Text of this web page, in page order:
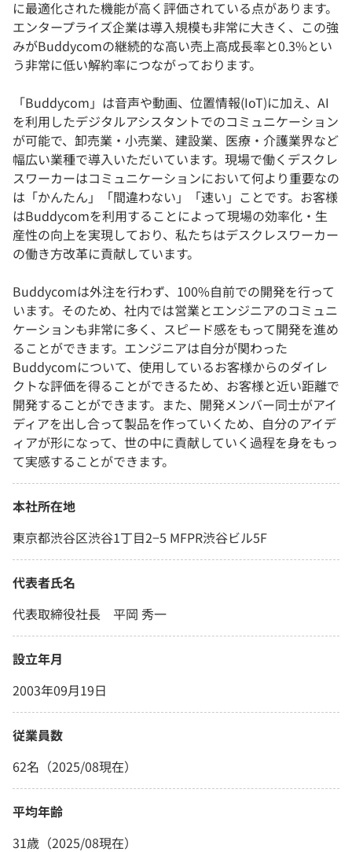
に最適化された機能が高く評価されている点があります。
エンタープライズ企業は導入規模も非常に大きく、この強
みがBuddycomの継続的な高い売上高成長率と0.3%とい
う非常に低い解約率につながっております。
「Buddycom」は音声や動画、位置情報(IoT)に加え、AI
を利用したデジタルアシスタントでのコミュニケーション
が可能で、卸売業・小売業、建設業、医療・介護業界など
幅広い業種で導入いただいています。現場で働くデスクレ
スワーカーはコミュニケーションにおいて何より重要なの
は「かんたん」「間違わない」「速い」ことです。お客様
はBuddycomを利用することによって現場の効率化・生
産性の向上を実現しており、私たちはデスクレスワーカー
の働き方改革に貢献しています。
Buddycomは外注を行わず、100%自前での開発を行って
います。そのため、社内では営業とエンジニアのコミュニ
ケーションも非常に多く、スピード感をもって開発を進め
ることができます。エンジニアは自分が関わった
Buddycomについて、使用しているお客様からのダイレ
クトな評価を得ることができるため、お客様と近い距離で
開発することができます。また、開発メンバー同士がアイ
ディアを出し合って製品を作っていくため、自分のアイデ
ィアが形になって、世の中に貢献していく過程を身をもっ
て実感することができます。
本社所在地
東京都渋谷区渋谷1丁目2−5 MFPR渋谷ビル5F
代表者氏名
代表取締役社長 平岡 秀一
設立年月
2003年09月19日
従業員数
62名（2025/08現在）
平均年齢
31歳（2025/08現在）